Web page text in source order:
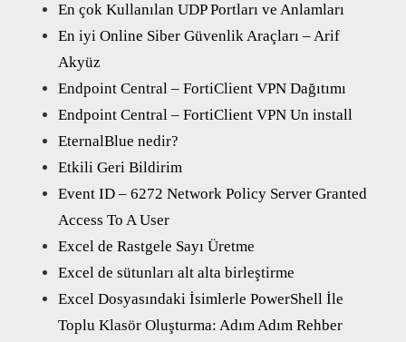
En çok Kullanılan UDP Portları ve Anlamları
En iyi Online Siber Güvenlik Araçları – Arif
Akyüz
Endpoint Central – FortiClient VPN Dağıtımı
Endpoint Central – FortiClient VPN Un install
EternalBlue nedir?
Etkili Geri Bildirim
Event ID – 6272 Network Policy Server Granted
Access To A User
Excel de Rastgele Sayı Üretme
Excel de sütunları alt alta birleştirme
Excel Dosyasındaki İsimlerle PowerShell İle
Toplu Klasör Oluşturma: Adım Adım Rehber